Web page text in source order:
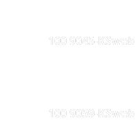
100 9045-KSweb
100 9059-KSweb